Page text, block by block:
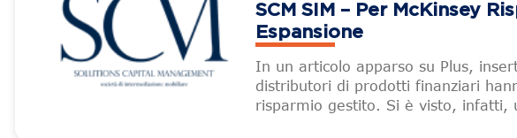
SCM SIM – Per McKinsey
Espansione
In un articolo apparso su Plus,
distributori di prodotti finanziari
risparmio gestito. Si è visto, infatti,